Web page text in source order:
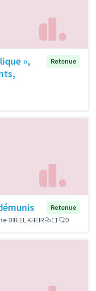
»,
Retenue
Retenue
EL KHEIR
11 0